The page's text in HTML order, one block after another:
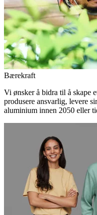
Bærekraft
Vi ønsker å bidra til å skape
produsere ansvarlig, levere
aluminium innen 2050 eller